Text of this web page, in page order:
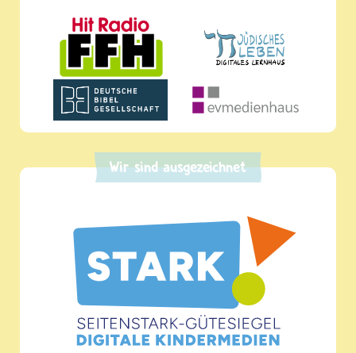
Wir sind ausgezeichnet